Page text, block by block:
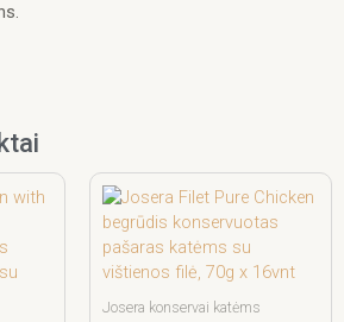
Josera konservai katėms